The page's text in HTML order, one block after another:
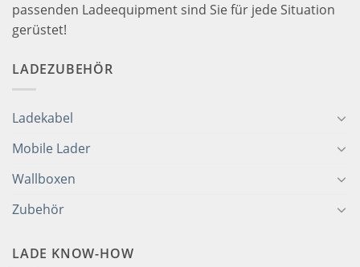
passenden Ladeequipment sind Sie für jede Situation
gerüstet!
LADEZUBEHÖR
Ladekabel
Mobile Lader
Wallboxen
Zubehör
LADE KNOW-HOW